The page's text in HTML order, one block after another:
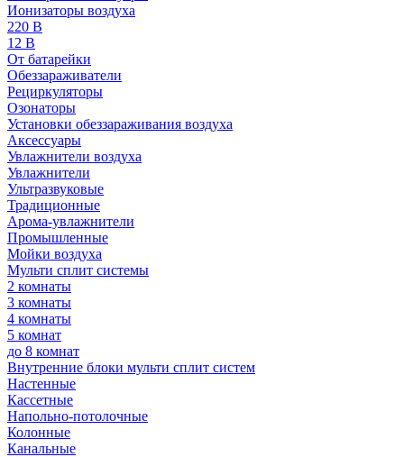
Ионизаторы воздуха
220 В
12 В
От батарейки
Обеззараживатели
Рециркуляторы
Озонаторы
Установки обеззараживания воздуха
Аксессуары
Увлажнители воздуха
Увлажнители
Ультразвуковые
Традиционные
Арома-увлажнители
Промышленные
Мойки воздуха
Мульти сплит системы
2 комнаты
3 комнаты
4 комнаты
5 комнат
до 8 комнат
Внутренние блоки мульти сплит систем
Настенные
Кассетные
Напольно-потолочные
Колонные
Канальные